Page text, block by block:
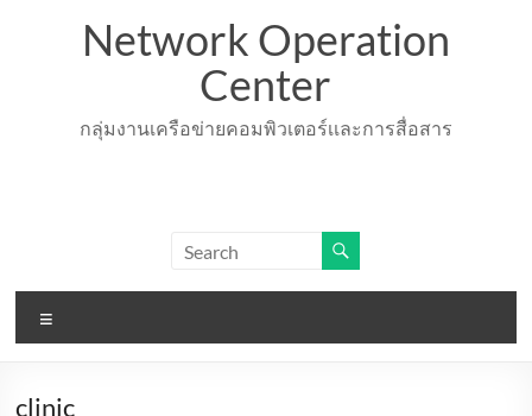
Network Operation
Center
กลุ่มงานเครือข่ายคอมพิวเตอร์เเละการสื่อสาร
clinic